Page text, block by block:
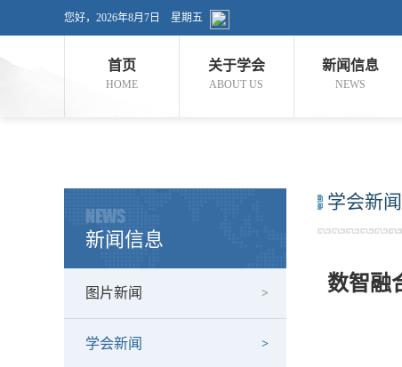
您好， 2026年8月7日 星期五
首页
HOME
关于学会
ABOUT US
新闻信息
NEWS
NEWS
新闻信息
图片新闻
学会新闻
学会新闻
数智融